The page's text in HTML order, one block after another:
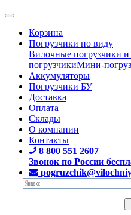
Корзина
Погрузчики по виду
Вилочные погрузчики и
погрузчикиМини-
Аккумуляторы
Погрузчики БУ
Доставка
Оплата
Склады
О компании
Контакты
8 800 551 2607
Звонок по России